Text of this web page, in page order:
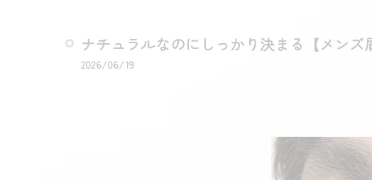
ナチュラルなのにしっかり決まる【メンズ
2026/06/19